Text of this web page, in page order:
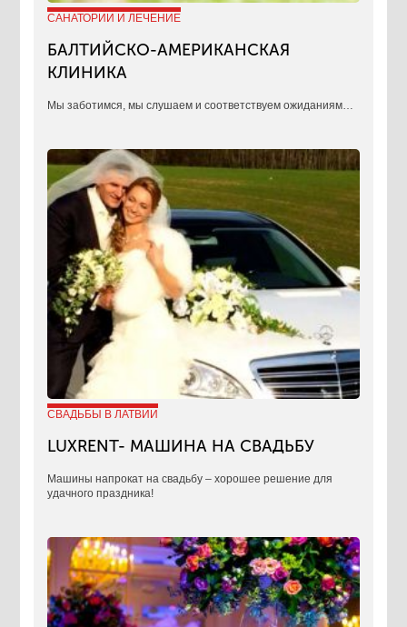
САНАТОРИИ И ЛЕЧЕНИЕ
БАЛТИЙСКО-АМЕРИКАНСКАЯ
КЛИНИКА
​Мы заботимся, мы слушаем и соответствуем ожиданиям…
СВАДЬБЫ В ЛАТВИИ
LUXRENT- МАШИНА НА СВАДЬБУ
​Машины напрокат на свадьбу – хорошее решение для
удачного праздника!